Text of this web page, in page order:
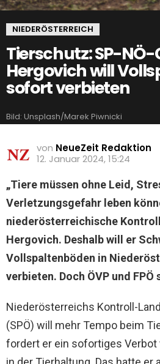
NIEDERÖSTERREICH
Tierschutz: SP-
Hergovich will
sofort verbieten
Bild: Unsplash/Marek Piwnicki
von NeueZeit Redaktion
12. Januar 2024, 15:24
„Tiere müssen ohne Leid,
Verletzungsgefahr leben
niederösterreichische
Hergovich. Deshalb will er
Vollspaltenböden in
verbieten. Doch ÖVP und FPÖ
Niederösterreichs Kontroll-
(SPÖ) will mehr Tempo beim
fordert er ein sofortiges Verbot